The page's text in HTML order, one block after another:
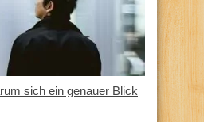
sich ein genauer Blick